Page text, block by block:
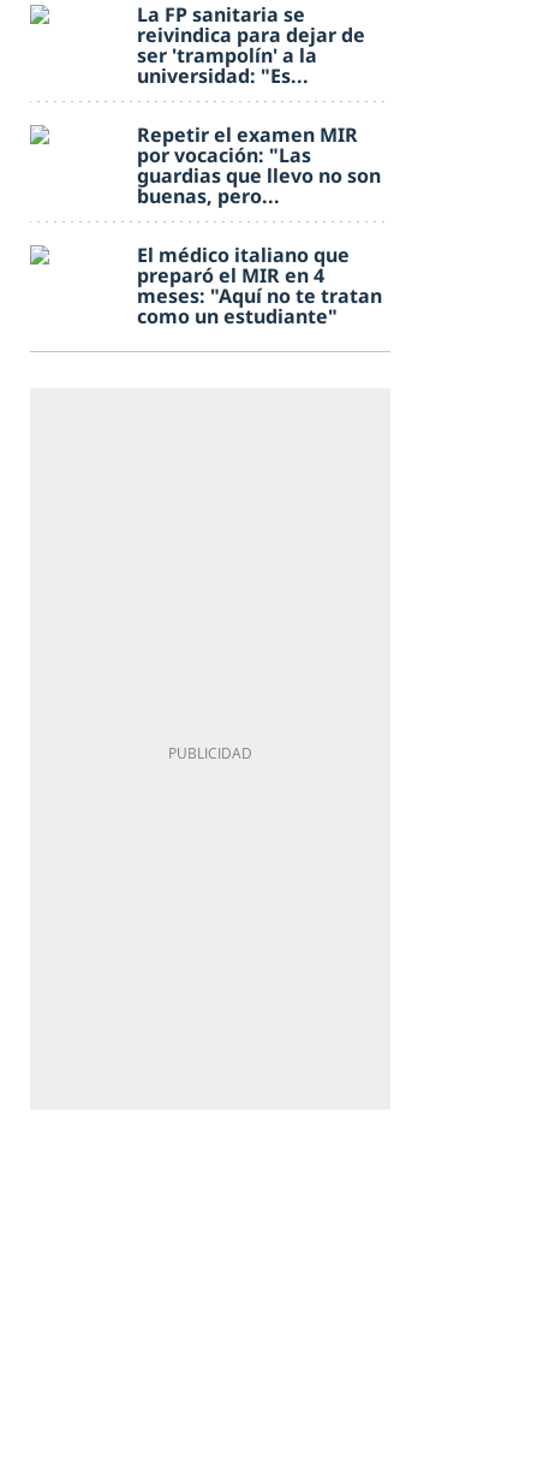
La FP sanitaria se
reivindica para dejar de
ser 'trampolín' a la
universidad: "Es...
Repetir el examen MIR
por vocación: "Las
guardias que llevo no son
buenas, pero...
El médico italiano que
preparó el MIR en 4
meses: "Aquí no te tratan
como un estudiante"